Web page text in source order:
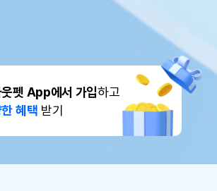
펫 App에서 가입하고
혜택 받기